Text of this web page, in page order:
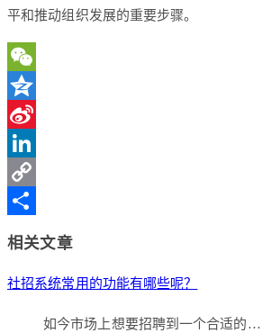
平和推动组织发展的重要步骤。
WeChat
Qzone
Sina
Weibo
LinkedIn
Copy
相关文章
社招系统常用的功能有哪些呢？
如今市场上想要招聘到一个合适的…